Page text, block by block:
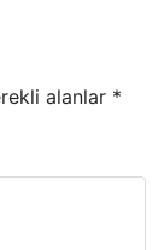
alanlar *